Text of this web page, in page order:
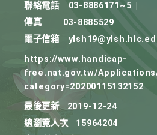
聯絡電話
03-8886171~5
傳真
03-8885529
電子信箱
https://www.handicap-
free.nat.gov.tw/
category=20200115132152
最後更新
2019-12-24
總瀏覽人次
15964204